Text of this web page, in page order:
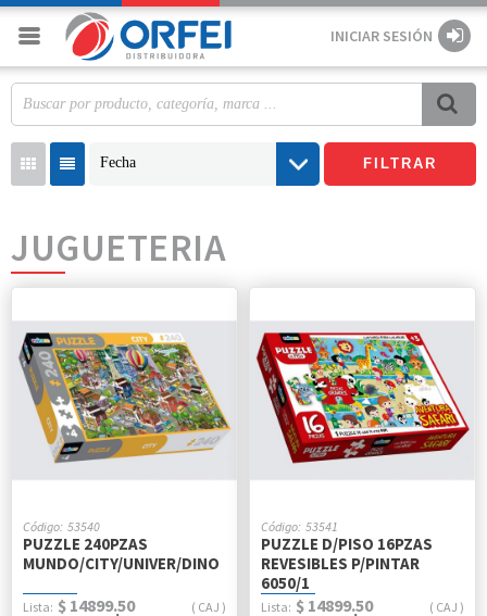
INICIAR SESIÓN
Fecha FILTRAR
JUGUETERIA
53540
PUZZLE 240PZAS
MUNDO/CITY/UNIVER/DINO
CAJ
$ 14899.50
53541
PUZZLE D/PISO 16PZAS
REVESIBLES P/PINTAR
6050/1
CAJ
$ 14899.50